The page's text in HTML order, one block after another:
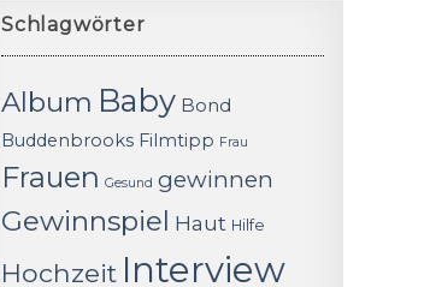
Schlagwörter
Album Baby Bond
Buddenbrooks Filmtipp Frau
Frauen Gesund gewinnen
Gewinnspiel Haut Hilfe
Hochzeit Interview